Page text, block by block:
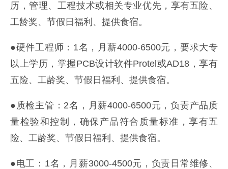
历，管理、工程技术或相关专业优先，享有五险、
工龄奖、节假日福利、提供食宿。
●硬件工程师：1名，月薪4000-6500元，要求大专
以上学历，掌握PCB设计软件Protel或AD18，享有
五险、工龄奖、节假日福利、提供食宿。
●质检主管：2名，月薪4000-6500元，负责产品质
量检验和控制，确保产品符合质量标准，享有五
险、工龄奖、节假日福利、提供食宿。
●电工：1名，月薪3000-4500元，负责日常维修、